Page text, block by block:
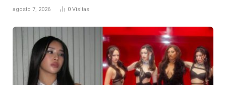
agosto 7, 2026 0 Visitas